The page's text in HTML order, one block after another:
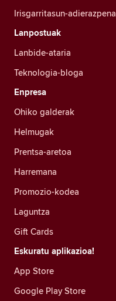
Irisgarritasun-adierazpena
Lanpostuak
Lanbide-ataria
Teknologia-bloga
Enpresa
Ohiko galderak
Helmugak
Prentsa-aretoa
Harremana
Promozio-kodea
Laguntza
Gift Cards
Eskuratu aplikazioa!
App Store
Google Play Store